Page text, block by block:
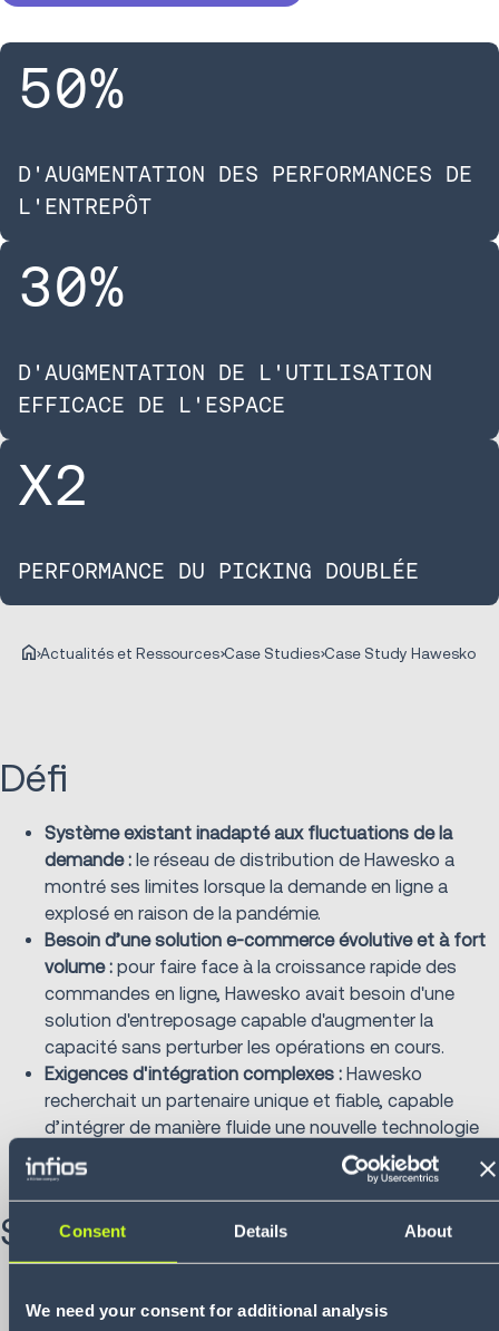
Consent Details About
We need your consent for additional analysis
50%
D'AUGMENTATION DES PERFORMANCES DE
L'ENTREPÔT​
30%
D'AUGMENTATION DE L'UTILISATION
EFFICACE DE L'ESPACE​
X2
PERFORMANCE​ DU PICKING DOUBLÉE​
Actualités et Ressources Case Studies Case Study Hawesko
Défi
Système existant inadapté aux fluctuations de la
demande : le réseau de distribution de Hawesko a
montré ses limites lorsque la demande en ligne a
explosé en raison de la pandémie.
Besoin d’une solution e-commerce évolutive et à fort
volume : pour faire face à la croissance rapide des
commandes en ligne, Hawesko avait besoin d'une
solution d'entreposage capable d'augmenter la
capacité sans perturber les opérations en cours.
Exigences d'intégration complexes : Hawesko
recherchait un partenaire unique et fiable, capable
d’intégrer de manière fluide une nouvelle technologie
d’automatisation dans une installation existante avec
un minimum d’interruptions.
Solution
(Warehouse Management) et Infios UCS (Unified